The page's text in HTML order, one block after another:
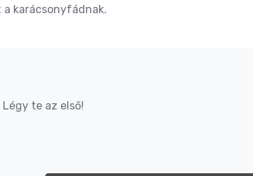
karácsonyfádnak.
te az első!